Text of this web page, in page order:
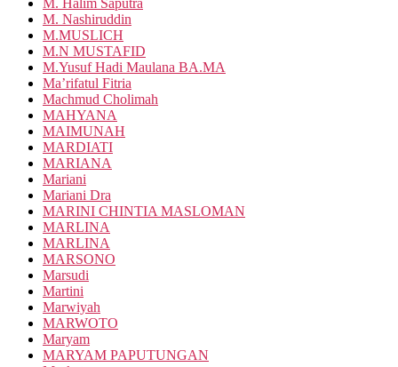
M. Halim Saputra
M. Nashiruddin
M.MUSLICH
M.N MUSTAFID
M.Yusuf Hadi Maulana BA.MA
Ma’rifatul Fitria
Machmud Cholimah
MAHYANA
MAIMUNAH
MARDIATI
MARIANA
Mariani
Mariani Dra
MARINI CHINTIA MASLOMAN
MARLINA
MARLINA
MARSONO
Marsudi
Martini
Marwiyah
MARWOTO
Maryam
MARYAM PAPUTUNGAN